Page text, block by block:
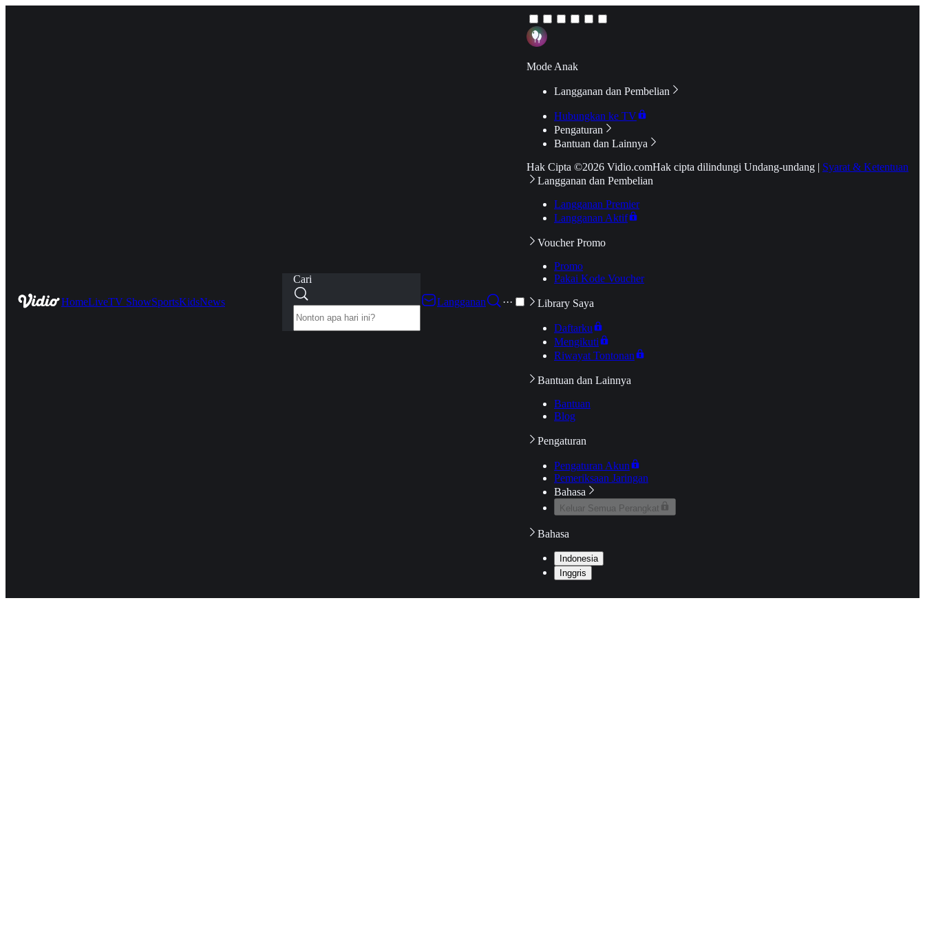
HomeLiveTV ShowSportsKidsNews
Cari
Langganan
···
Mode Anak
Langganan dan Pembelian
Hubungkan ke TV
Pengaturan
Bantuan dan Lainnya
Hak Cipta ©2026 Vidio.comHak cipta dilindungi Undang-undang | Syarat & Ketentuan
Langganan dan Pembelian
Langganan Premier
Langganan Aktif
Voucher Promo
Promo
Pakai Kode Voucher
Library Saya
Daftarku
Mengikuti
Riwayat Tontonan
Bantuan dan Lainnya
Bantuan
Blog
Pengaturan
Pengaturan Akun
Pemeriksaan Jaringan
Bahasa
Keluar Semua Perangkat
Bahasa
Indonesia
Inggris